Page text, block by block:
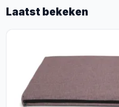
Laatst bekeken